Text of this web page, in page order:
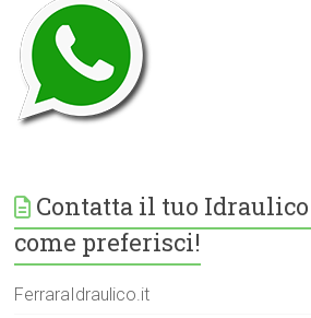
Contatta il tuo
come preferisci!
FerraraIdraulico.it